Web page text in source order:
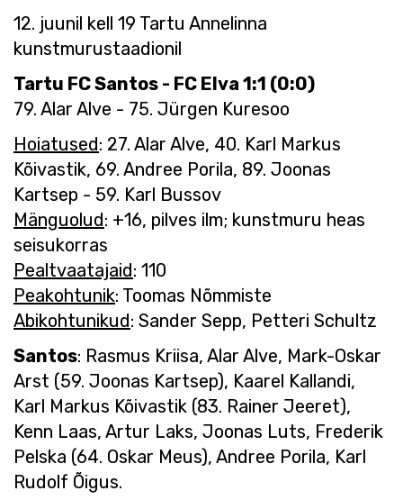
12. juunil kell 19 Tartu Annelinna
kunstmurustaadionil
Tartu FC Santos - FC Elva 1:1 (0:0)
79. Alar Alve - 75. Jürgen Kuresoo
Hoiatused: 27. Alar Alve, 40. Karl Markus
Kõivastik, 69. Andree Porila, 89. Joonas
Kartsep - 59. Karl Bussov
Mänguolud: +16, pilves ilm; kunstmuru heas
seisukorras
Pealtvaatajaid: 110
Peakohtunik: Toomas Nõmmiste
Abikohtunikud: Sander Sepp, Petteri Schultz
Santos: Rasmus Kriisa, Alar Alve, Mark-Oskar
Arst (59. Joonas Kartsep), Kaarel Kallandi,
Karl Markus Kõivastik (83. Rainer Jeeret),
Kenn Laas, Artur Laks, Joonas Luts, Frederik
Pelska (64. Oskar Meus), Andree Porila, Karl
Rudolf Õigus.